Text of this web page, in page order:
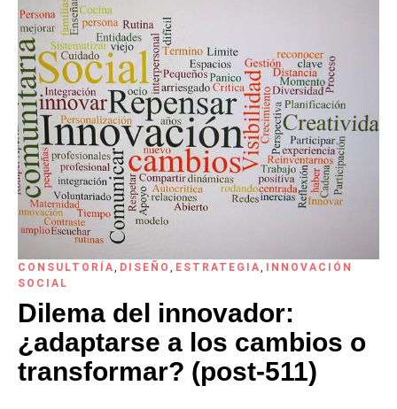
CONSULTORÍA, DISEÑO , ESTRATEGIA,
INNOVACIÓN
SOCIAL
Dilema del innovador:
¿adaptarse a los cambios o
transformar? (post-511)